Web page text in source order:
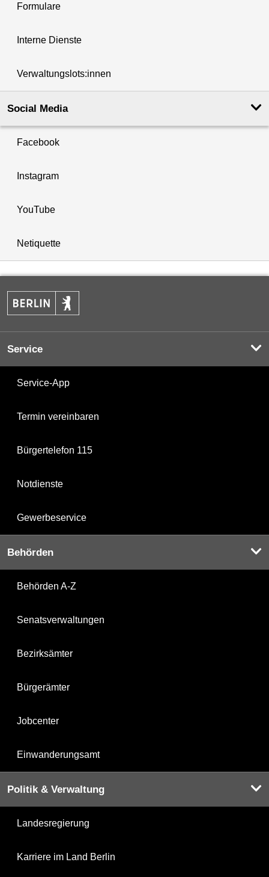
Formulare
Interne Dienste
Verwaltungslots:innen
Social Media
Facebook
Instagram
YouTube
Netiquette
Service
Service-App
Termin vereinbaren
Bürgertelefon 115
Notdienste
Gewerbeservice
Behörden
Behörden A-Z
Senatsverwaltungen
Bezirksämter
Bürgerämter
Jobcenter
Einwanderungsamt
Politik & Verwaltung
Landesregierung
Karriere im Land Berlin